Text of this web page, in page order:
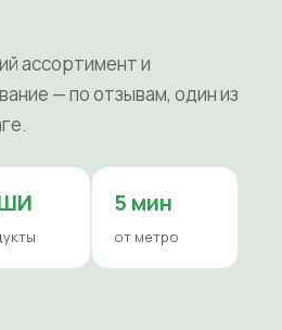
ассортимент и
— по отзывам, один из
5 мин
от метро